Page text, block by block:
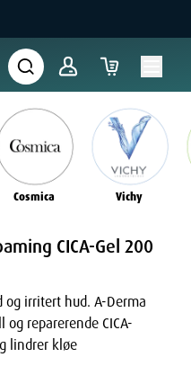
Cosmica Vichy
CICA-Gel 200
og irritert hud. A-Derma
reparerende CICA-
lindrer kløe